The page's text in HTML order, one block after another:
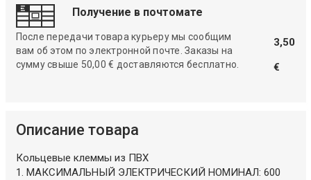
Получение в почтомате
После передачи товара курьеру мы сообщим
вам об этом по электронной почте. Заказы на
сумму свыше 50,00 € доставляются бесплатно.
3,50
€
Описание товара
Кольцевые клеммы из ПВХ
1. МАКСИМАЛЬНЫЙ ЭЛЕКТРИЧЕСКИЙ НОМИНАЛ: 600